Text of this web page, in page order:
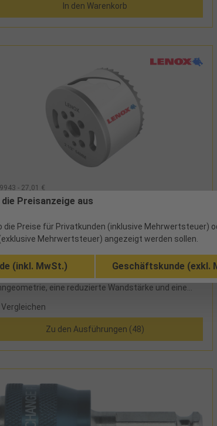
In den Warenkorb
- 27,01 €
Schraubaufnahme Bi-Metall Lenox mit
verfügbar
Speed Slot® - eine stufenförmige Aussparung
Entfernung des Bohrkerns, verbesserte
eine reduzierte Wandstärke und eine
merklich, für Standard-
45 mm Schnitttiefe
Vergleichen
Zu den Ausführungen (48)
Preisanzeige aus
die Preise für Privatkunden (inklusive Mehrwertsteuer)
Mehrwertsteuer) angezeigt werden sollen.
(inkl. MwSt.) Geschäftskunde (exkl.